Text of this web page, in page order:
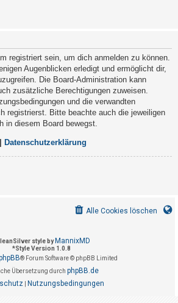
registriert sein, um dich anmelden zu können.
Augenblicken erledigt und ermöglicht dir,
Die Board-Administration kann
zusätzliche Berechtigungen zuweisen.
und die verwandten
registrierst. Bitte beachte auch die jeweiligen
in diesem Board bewegst.
Datenschutzerklärung
Alle Cookies löschen
style by MannixMD
*Style Version 1.0.8
® Forum Software © phpBB Limited
Übersetzung durch phpBB.de
| Nutzungsbedingungen